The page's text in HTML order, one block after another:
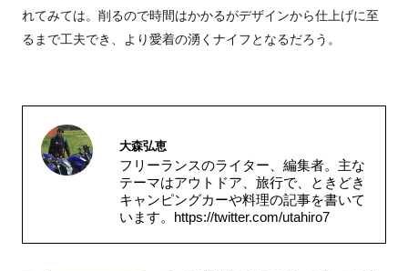
れてみては。削るので時間はかかるがデザインから仕上げに至
るまで工夫でき、より愛着の湧くナイフとなるだろう。
大森弘恵
フリーランスのライター、編集者。主な
テーマはアウトドア、旅行で、ときどき
キャンピングカーや料理の記事を書いて
います。 https://twitter.com/utahiro7